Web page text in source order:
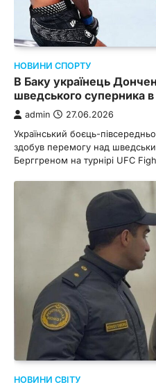
НОВИНИ СПОРТУ
В Баку українець
шведського суперника
admin 27.06.2026
Український боєць-
здобув перемогу над
Берггреном на турнірі UFC
НОВИНИ СВІТУ